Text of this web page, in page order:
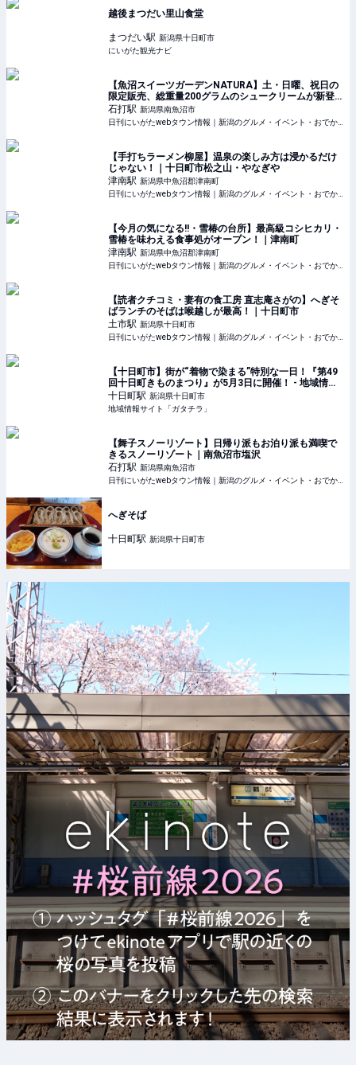
越後まつだい里山食堂
まつだい駅 新潟県十日町市
にいがた観光ナビ
【魚沼スイーツガーデンNATURA】土・日曜、祝日の
限定販売、総重量200グラムのシュークリームが新登
場！｜南魚沼市塩沢
石打駅 新潟県南魚沼市
【手打ちラーメン柳屋】温泉の楽しみ方は浸かるだけ
じゃない！｜十日町市松之山・やなぎや
津南駅 新潟県中魚沼郡津南町
【今月の気になる!!・雪椿の台所】最高級コシヒカリ・
雪椿を味わえる食事処がオープン！｜津南町
津南駅 新潟県中魚沼郡津南町
【読者クチコミ・妻有の食工房 直志庵さがの】へぎそ
ばランチのそばは喉越しが最高！｜十日町市
土市駅 新潟県十日町市
【十日町市】街が“着物で染まる”特別な一日！『第49
回十日町きものまつり』が5月3日に開催！ - 地域情報
サイト「ガタチラ」
十日町駅 新潟県十日町市
地域情報サイト「ガタチラ」
【舞子スノーリゾート】日帰り派もお泊り派も満喫で
きるスノーリゾート｜南魚沼市塩沢
石打駅 新潟県南魚沼市
へぎそば
十日町駅 新潟県十日町市